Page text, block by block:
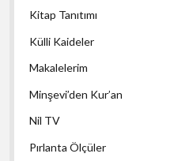
Kitap Tanıtımı
Külli Kaideler
Makalelerim
Minşevi’den Kur’an
Nil TV
Pırlanta Ölçüler